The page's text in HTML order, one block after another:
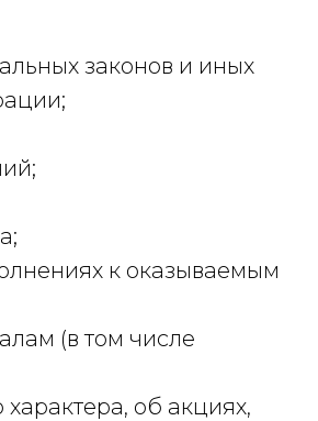
законов и иных
к оказываемым
(в том числе
об акциях,